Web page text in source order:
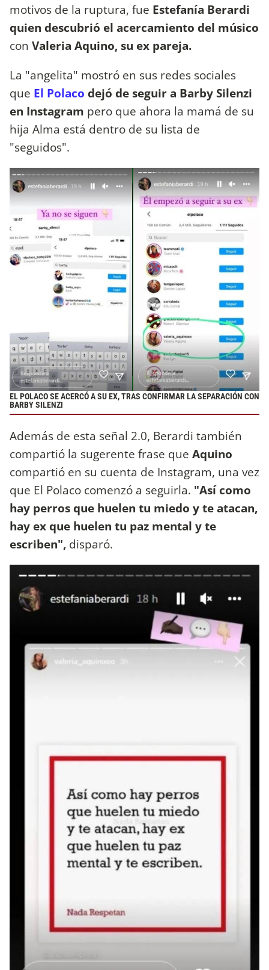
motivos de la ruptura, fue Estefanía Berardi
quien descubrió el acercamiento del músico
con Valeria Aquino, su ex pareja.
La "angelita" mostró en sus redes sociales
que El Polaco dejó de seguir a Barby Silenzi
en Instagram pero que ahora la mamá de su
hija Alma está dentro de su lista de
"seguidos".
EL POLACO SE ACERCÓ A SU EX, TRAS CONFIRMAR LA SEPARACIÓN CON
BARBY SILENZI
Además de esta señal 2.0, Berardi también
compartió la sugerente frase que Aquino
compartió en su cuenta de Instagram, una vez
que El Polaco comenzó a seguirla. "Así como
hay perros que huelen tu miedo y te atacan,
hay ex que huelen tu paz mental y te
escriben", disparó.